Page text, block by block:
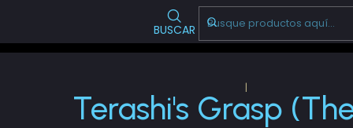
BUSCAR
Visítanos!-->
|
Terashi's Grasp